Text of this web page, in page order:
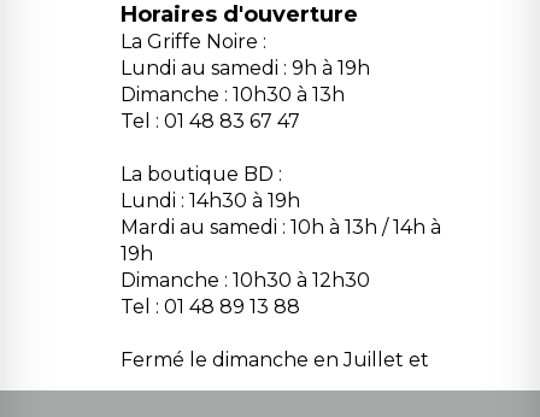
Horaires d'ouverture
La Griffe Noire :
Lundi au samedi : 9h à 19h
Dimanche : 10h30 à 13h
Tel : 01 48 83 67 47
La boutique BD :
Lundi : 14h30 à 19h
Mardi au samedi : 10h à 13h / 14h à
19h
Dimanche : 10h30 à 12h30
Tel : 01 48 89 13 88
Fermé le dimanche en Juillet et
Août